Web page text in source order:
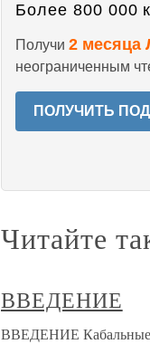
Более 800 000
Получи 2 месяца
неограниченным
ПОЛУЧИТЬ
Читайте
ВВЕДЕНИЕ
ВВЕДЕНИЕ Кабальные